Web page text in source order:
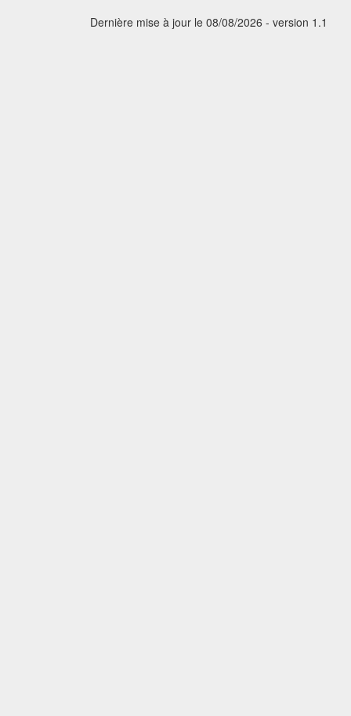
Dernière mise à jour le 08/08/2026 - version 1.1